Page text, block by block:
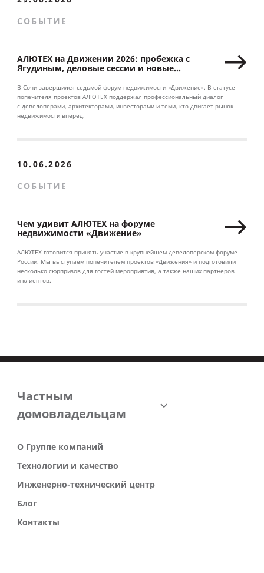
СОБЫТИЕ
АЛЮТЕХ на Движении 2026: пробежка с
Ягудиным, деловые сессии и новые
В Сочи завершился седьмой форум недвижимости «Движение». В статусе
попечителя проектов АЛЮТЕХ поддержал профессиональный диалог
с девелоперами, архитекторами, инвесторами и теми, кто двигает рынок
недвижимости вперед.
10.06.2026
СОБЫТИЕ
Чем удивит АЛЮТЕХ на форуме
недвижимости «Движение»
АЛЮТЕХ готовится принять участие в крупнейшем девелоперском форуме
России. Мы выступаем попечителем проектов «Движения» и подготовили
несколько сюрпризов для гостей мероприятия, а также наших партнеров
и клиентов.
Частным
домовладельцам
О Группе компаний
Технологии и качество
Инженерно-технический центр
Блог
Контакты